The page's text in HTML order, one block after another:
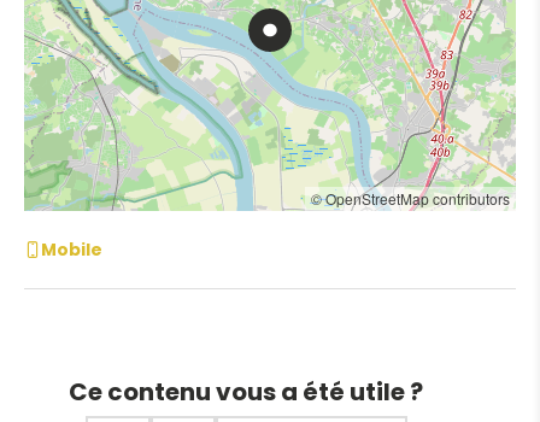
© OpenStreetMap contributors
Mobile
Ce contenu vous a été utile ?